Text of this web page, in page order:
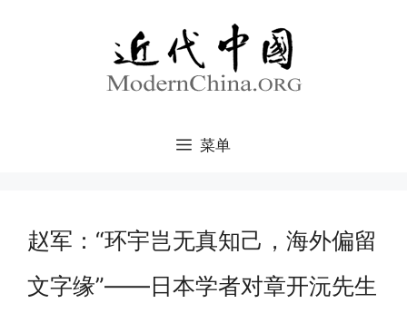
菜单
赵军：“环宇岂无真知己，海外偏留
文字缘”——日本学者对章开沅先生